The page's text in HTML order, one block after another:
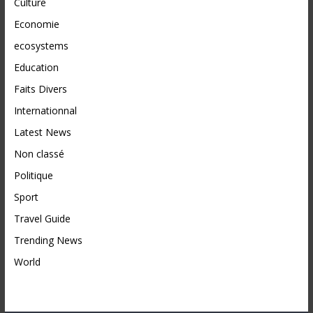
Economie
ecosystems
Education
Faits Divers
Internationnal
Latest News
Non classé
Politique
Sport
Travel Guide
Trending News
World